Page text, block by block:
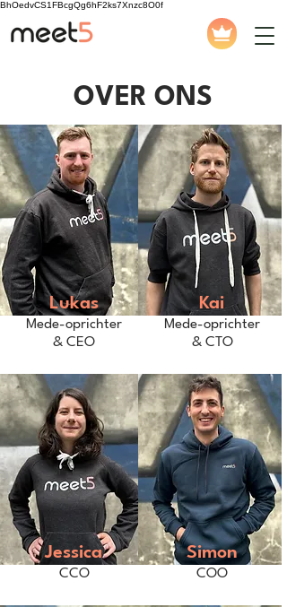
BhOedvCS1FBcgQg6hF2ks7Xnzc8O0f
OVER ONS
Lukas
Mede-oprichter
& CEO
Jessica
CCO
Kai
Mede-oprichter
& CTO
Simon
COO